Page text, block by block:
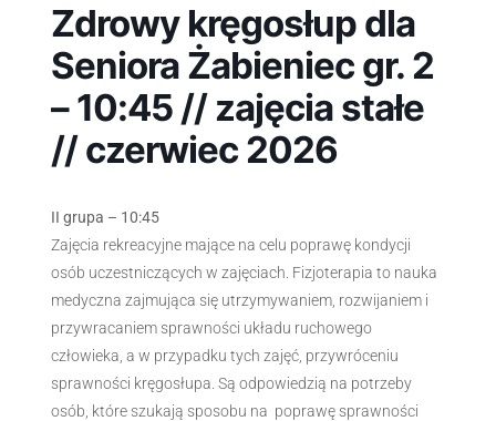
Zdrowy kręgosłup dla
Seniora Żabieniec gr. 2
– 10:45 // zajęcia stałe
// czerwiec 2026
II grupa – 10:45
Zajęcia rekreacyjne mające na celu poprawę kondycji
osób uczestniczących w zajęciach. Fizjoterapia to nauka
medyczna zajmująca się utrzymywaniem, rozwijaniem i
przywracaniem sprawności układu ruchowego
człowieka, a w przypadku tych zajęć, przywróceniu
sprawności kręgosłupa. Są odpowiedzią na potrzeby
osób, które szukają sposobu na poprawę sprawności